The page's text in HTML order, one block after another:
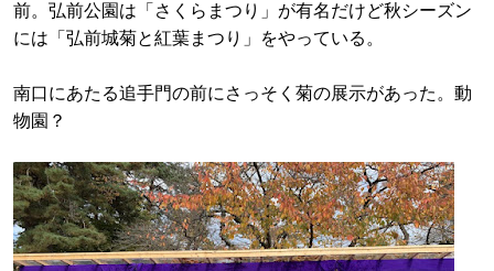
前。弘前公園は「さくらまつり」が有名だけど秋シーズン
には「弘前城菊と紅葉まつり」をやっている。
南口にあたる追手門の前にさっそく菊の展示があった。動
物園？